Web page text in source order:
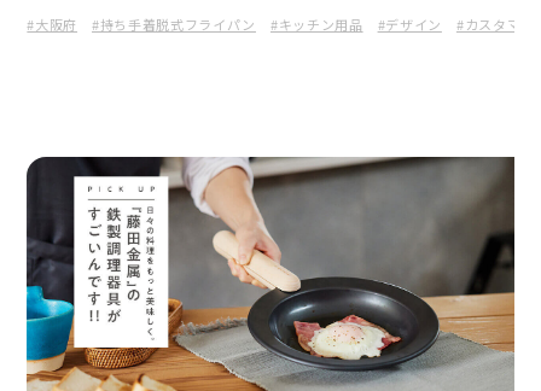
#大阪府 #持ち手着脱式フライパン #キッチン用品 #デザイン #カスタマイ